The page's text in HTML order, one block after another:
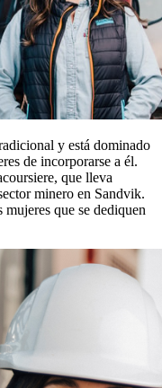
y está dominado
de incorporarse a él.
que lleva
minero en Sandvik.
que se dediquen